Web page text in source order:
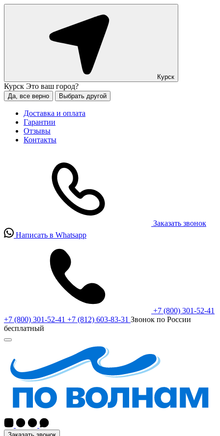
Курск
Курск Это ваш город?
Да, все верно Выбрать другой
Доставка и оплата
Гарантии
Отзывы
Контакты
Заказать звонок
Написать в Whatsapp
+7 (800) 301-52-41
+7 (800) 301-52-41 +7 (812) 603-83-31 Звонок по России
бесплатный